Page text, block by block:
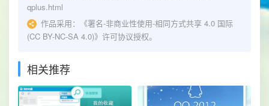
qplus.html
作品采用：
《署名-非商业性使用-相同方式共享 4.0 国际
(CC BY-NC-SA 4.0)》许可协议授权。
相关推荐